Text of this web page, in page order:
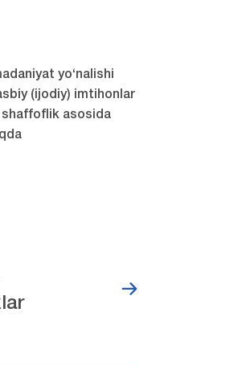
yo‘nalishi
(ijodiy) imtihonlar
shaffoflik asosida